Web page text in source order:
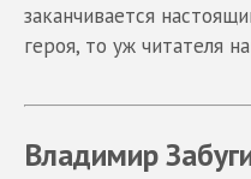
заканчивается
героя, то уж читателя
Владимир